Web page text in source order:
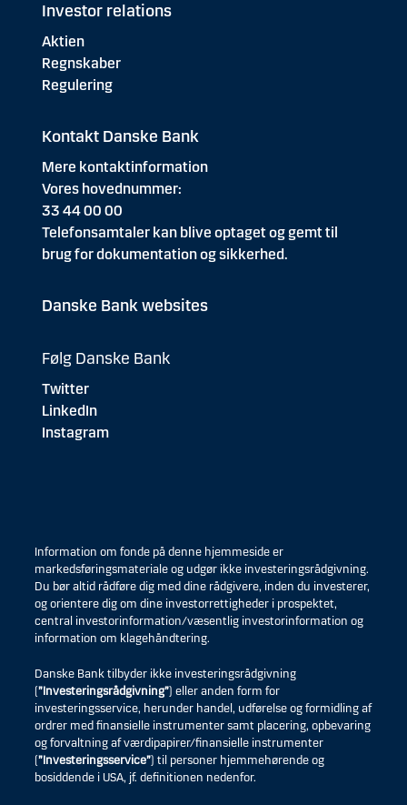
Investor relations
Aktien
Regnskaber
Regulering
Kontakt Danske Bank
Mere kontaktinformation
Vores hovednummer:
33 44 00 00
Telefonsamtaler kan blive optaget og gemt til
brug for dokumentation og sikkerhed.
Danske Bank websites
Følg Danske Bank
Twitter
LinkedIn
Instagram
Information om fonde på denne hjemmeside er
markedsføringsmateriale og udgør ikke investeringsrådgivning.
Du bør altid rådføre dig med dine rådgivere, inden du investerer,
og orientere dig om dine investorrettigheder i prospektet,
central investorinformation/væsentlig investorinformation og
information om klagehåndtering.
Danske Bank tilbyder ikke investeringsrådgivning
(”Investeringsrådgivning”) eller anden form for
investeringsservice, herunder handel, udførelse og formidling af
ordrer med finansielle instrumenter samt placering, opbevaring
og forvaltning af værdipapirer/finansielle instrumenter
(”Investeringsservice”) til personer hjemmehørende og
bosiddende i USA, jf. definitionen nedenfor.